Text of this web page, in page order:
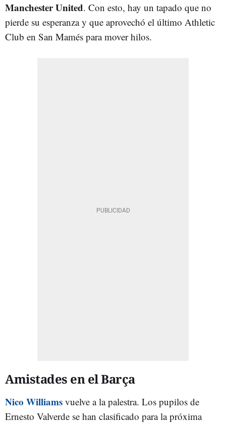
Manchester United. Con esto, hay un tapado que no
pierde su esperanza y que aprovechó el último Athletic
Club en San Mamés para mover hilos.
Amistades en el Barça
Nico Williams vuelve a la palestra. Los pupilos de
Ernesto Valverde se han clasificado para la próxima